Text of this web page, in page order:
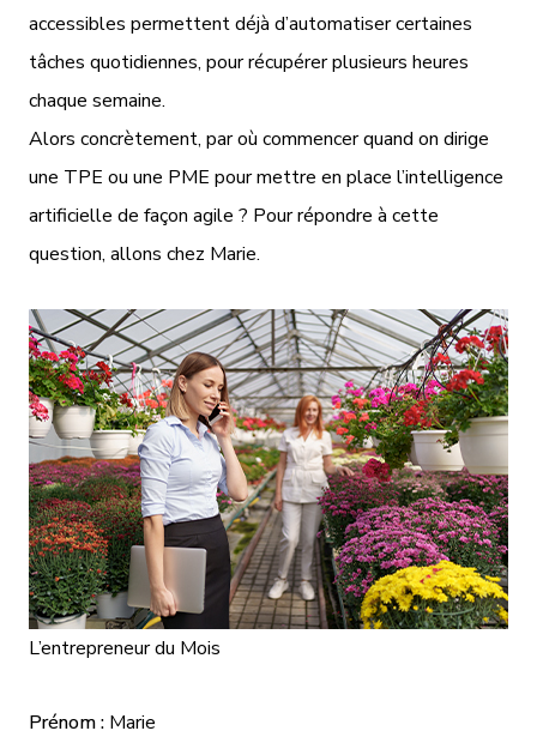
accessibles permettent déjà d’automatiser certaines
tâches quotidiennes, pour récupérer plusieurs heures
chaque semaine.
Alors concrètement, par où commencer quand on dirige
une TPE ou une PME pour mettre en place l’intelligence
artificielle de façon agile ? Pour répondre à cette
question, allons chez Marie.
L’entrepreneur du Mois
Prénom : Marie